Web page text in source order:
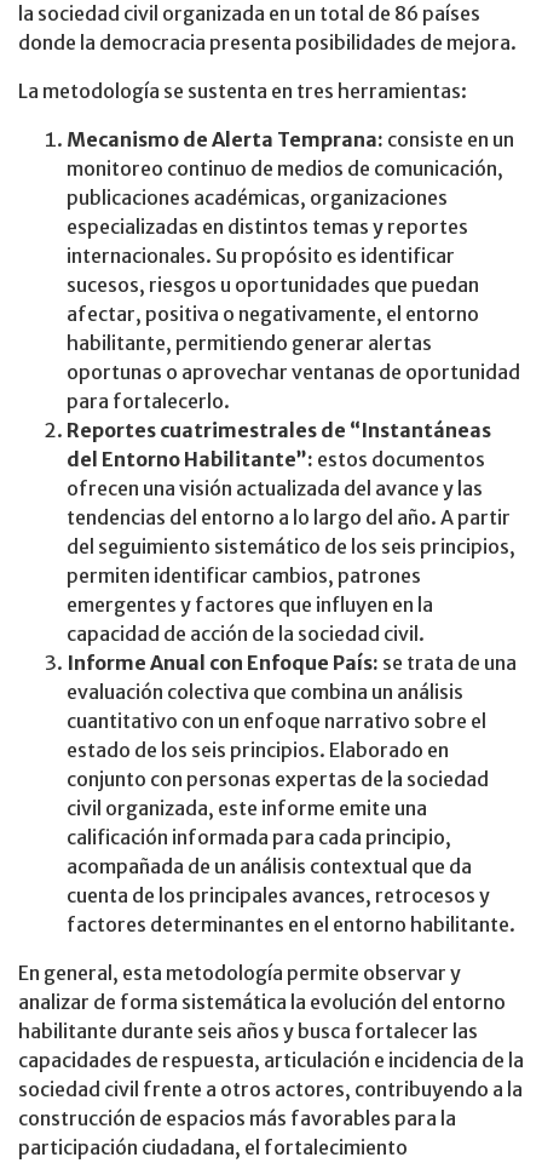
la sociedad civil organizada en un total de 86 países
donde la democracia presenta posibilidades de mejora.
La metodología se sustenta en tres herramientas:
Mecanismo de Alerta Temprana: consiste en un
monitoreo continuo de medios de comunicación,
publicaciones académicas, organizaciones
especializadas en distintos temas y reportes
internacionales. Su propósito es identificar
sucesos, riesgos u oportunidades que puedan
afectar, positiva o negativamente, el entorno
habilitante, permitiendo generar alertas
oportunas o aprovechar ventanas de oportunidad
para fortalecerlo.
Reportes cuatrimestrales de “Instantáneas
del Entorno Habilitante”: estos documentos
ofrecen una visión actualizada del avance y las
tendencias del entorno a lo largo del año. A partir
del seguimiento sistemático de los seis principios,
permiten identificar cambios, patrones
emergentes y factores que influyen en la
capacidad de acción de la sociedad civil.
Informe Anual con Enfoque País: se trata de una
evaluación colectiva que combina un análisis
cuantitativo con un enfoque narrativo sobre el
estado de los seis principios. Elaborado en
conjunto con personas expertas de la sociedad
civil organizada, este informe emite una
calificación informada para cada principio,
acompañada de un análisis contextual que da
cuenta de los principales avances, retrocesos y
factores determinantes en el entorno habilitante.
En general, esta metodología permite observar y
analizar de forma sistemática la evolución del entorno
habilitante durante seis años y busca fortalecer las
capacidades de respuesta, articulación e incidencia de la
sociedad civil frente a otros actores, contribuyendo a la
construcción de espacios más favorables para la
participación ciudadana, el fortalecimiento